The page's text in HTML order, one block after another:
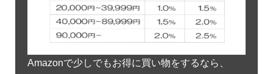
Amazonで少しでもお得に買い物をするなら、